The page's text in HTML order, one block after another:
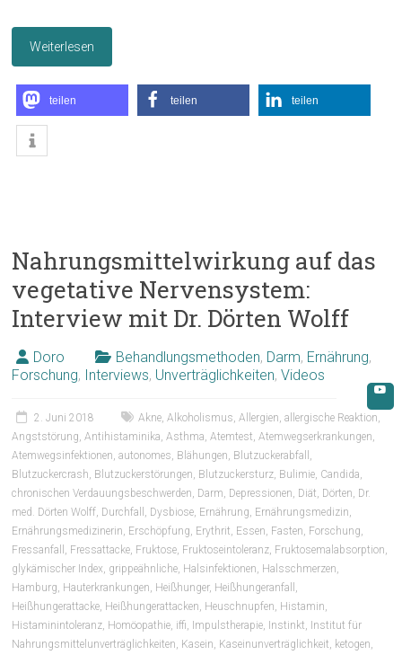
Weiterlesen
teilen teilen teilen
Nahrungsmittelwirkung auf das
vegetative Nervensystem:
Interview mit Dr. Dörten Wolff
Doro Behandlungsmethoden, Darm, Ernährung,
Forschung, Interviews, Unverträglichkeiten,Videos
2. Juni 2018 Akne,Alkoholismus,Allergien,allergische Reaktion,
Angststörung,Antihistaminika,Asthma,Atemtest,Atemwegserkrankungen,
Atemwegsinfektionen,autonomes, Blähungen, Blutzuckerabfall ,
Blutzuckercrash, Blutzuckerstörungen, Blutzuckersturz, Bulimie, Candida,
chronischen Verdauungsbeschwerden, Darm, Depressionen, Diät, Dörten, Dr.
med. Dörten Wolff, Durchfall , Dysbiose, Ernährung, Ernährungsmedizin,
Ernährungsmedizinerin, Erschöpfung, Erythrit, Essen, Fasten, Forschung,
Fressanfall , Fressattacke, Fruktose, Fruktoseintoleranz, Fruktosemalabsorption,
glykämischer Index, grippeähnliche, Halsinfektionen, Halsschmerzen,
Hamburg, Hauterkrankungen, Heißhunger, Heißhungeranfall ,
Heißhungerattacke, Heißhungerattacken, Heuschnupfen, Histamin,
Histaminintoleranz, Homöopathie, iffi, Impulstherapie, Instinkt, Institut für
Nahrungsmittelunverträglichkeiten, Kasein, Kaseinunverträglichkeit, ketogen,